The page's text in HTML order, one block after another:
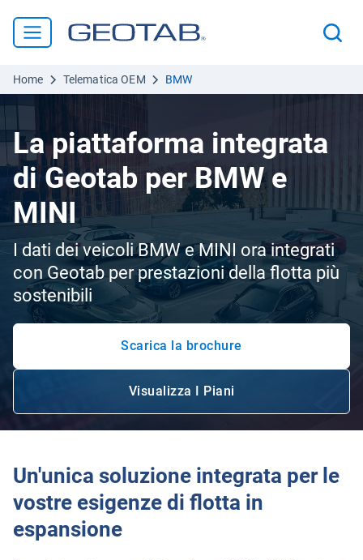
Home Telematica OEM BMW
La piattaforma integrata
di Geotab per BMW e
MINI
I dati dei veicoli BMW e MINI ora integrati
con Geotab per prestazioni della flotta più
sostenibili
Scarica la brochureApri in una nuova finestra
Visualizza I PianiApri in una nuova finestra
Un'unica soluzione integrata per le
vostre esigenze di flotta in
espansione